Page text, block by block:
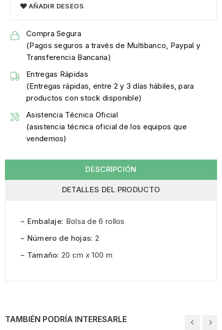
AÑADIR DESEOS
Compra Segura
(Pagos seguros a través de Multibanco, Paypal y
Transferencia Bancaria)
Entregas Rápidas
(Entregas rápidas, entre 2 y 3 días hábiles, para
productos con stock disponible)
Asistencia Técnica Oficial
(asistencia técnica oficial de los equipos que
vendemos)
DESCRIPCIÓN
DETALLES DEL PRODUCTO
− Embalaje: Bolsa de 6 rollos
− Número de hojas: 2
− Tamaño: 20 cm x 100 m
TAMBIÉN PODRÍA INTERESARLE